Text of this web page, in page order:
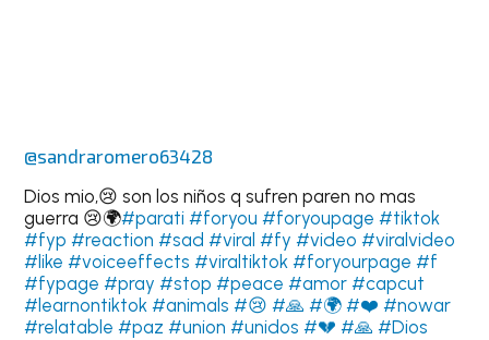
@sandraromero63428
Dios mio,😢 son los niños q sufren paren no mas
guerra 😢🌍#parati #foryou #foryoupage #tiktok
#fyp #reaction #sad #viral #fy #video #viralvideo
#like #voiceeffects #viraltiktok #foryourpage #f
#fypage #pray #stop #peace #amor #capcut
#learnontiktok #animals #😢 #🙏 #🌍 #❤️ #nowar
#relatable #paz #union #unidos #💔 #🙏 #Dios